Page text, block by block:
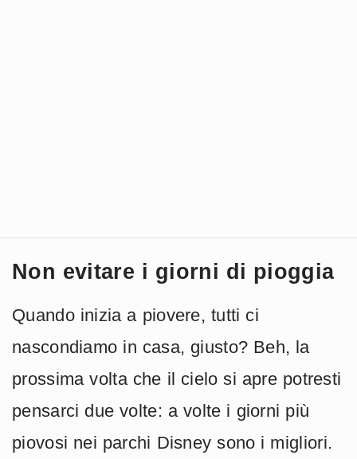
Non evitare i giorni di pioggia
Quando inizia a piovere, tutti ci
nascondiamo in casa, giusto? Beh, la
prossima volta che il cielo si apre potresti
pensarci due volte: a volte i giorni più
piovosi nei parchi Disney sono i migliori.